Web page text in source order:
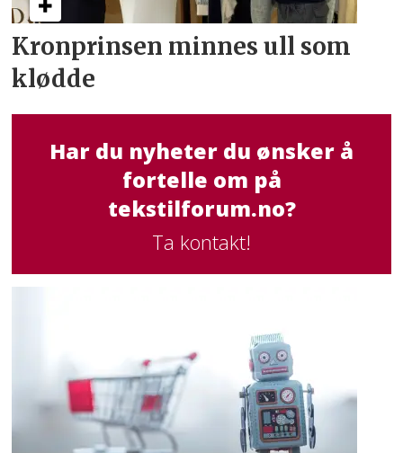
Kronprinsen minnes ull som
klødde
Har du nyheter du ønsker å
fortelle om på
tekstilforum.no?
Ta kontakt!